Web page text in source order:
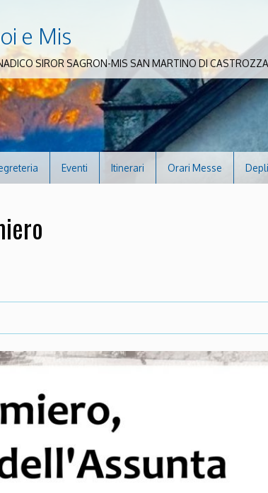
e Mis
SIROR SAGRON-MIS SAN MARTINO DI
Eventi Itinerari Orari Messe